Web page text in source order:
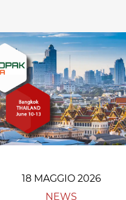
18 MAGGIO 2026
NEWS